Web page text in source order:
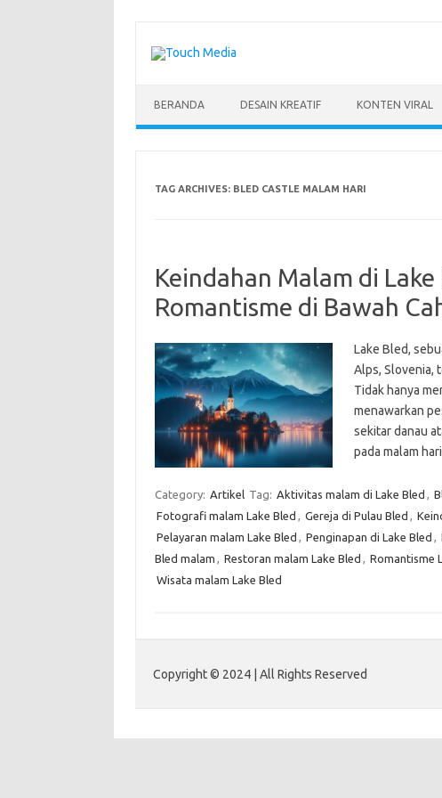
content
BERANDA DESAIN KREATIF KONTEN VIRAL
TAG ARCHIVES: BLED CASTLE MALAM HARI
Keindahan Malam di
Romantisme di Bawah
Lake Bled,
Alps, Slovenia,
Tidak hanya
menawarkan
sekitar danau
pada malam
Category: Artikel Tag: Aktivitas malam di Lake Bled ,
Fotografi malam Lake Bled , Gereja di Pulau Bled ,
Pelayaran malam Lake Bled , Penginapan di Lake Bled ,
Bled malam , Restoran malam Lake Bled , Romantisme
Wisata malam Lake Bled
Copyright © 2024 | All Rights Reserved